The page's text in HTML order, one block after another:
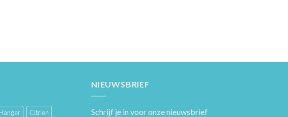
Citrien
NIEUWSBRIEF
Schrijf je in voor onze nieuwsbrief